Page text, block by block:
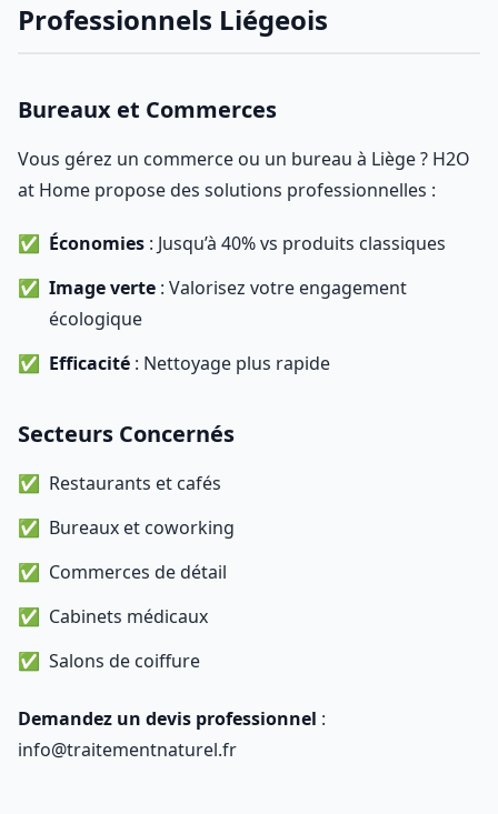
Professionnels Liégeois
Bureaux et Commerces
Vous gérez un commerce ou un bureau à Liège ? H2O
at Home propose des solutions professionnelles :
Économies : Jusqu’à 40% vs produits classiques
Image verte : Valorisez votre engagement
écologique
Efficacité : Nettoyage plus rapide
Secteurs Concernés
Restaurants et cafés
Bureaux et coworking
Commerces de détail
Cabinets médicaux
Salons de coiffure
Demandez un devis professionnel :
info@traitementnaturel.fr